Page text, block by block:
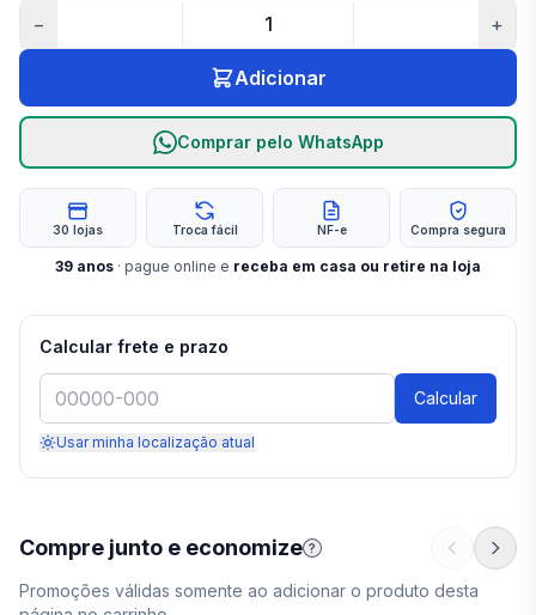
Compre junto e economize ?
Promoções válidas somente ao adicionar o produto desta
− +
Adicionar
Comprar pelo WhatsApp
30 lojas Troca fácil NF-e Compra segura
39 anos · pague online e receba em casa ou retire na loja
Calcular frete e prazo
Calcular
Usar minha localização atual